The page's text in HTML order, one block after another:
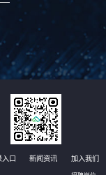
入口 新闻资讯 加入我们